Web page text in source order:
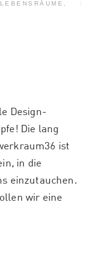
LEBENSRÄUME
Design-
Die lang
ist
in die
einzutauchen.
wir eine